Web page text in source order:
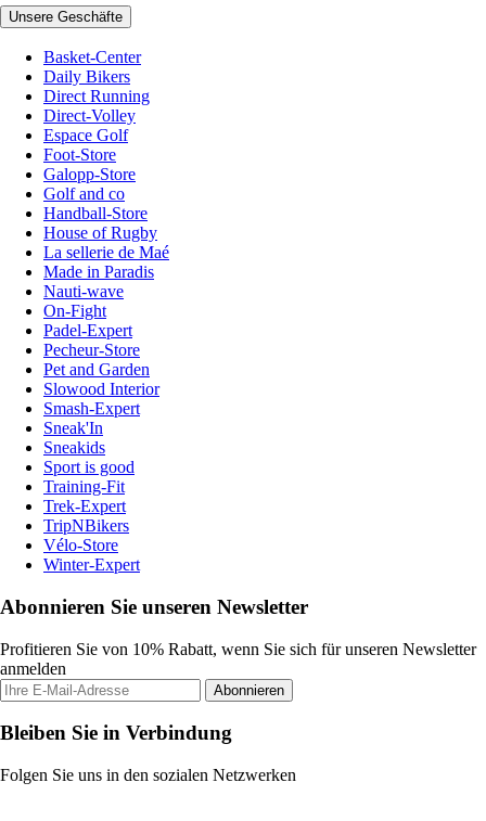
Unsere Geschäfte
Basket-Center
Daily Bikers
Direct Running
Direct-Volley
Espace Golf
Foot-Store
Galopp-Store
Golf and co
Handball-Store
House of Rugby
La sellerie de Maé
Made in Paradis
Nauti-wave
On-Fight
Padel-Expert
Pecheur-Store
Pet and Garden
Slowood Interior
Smash-Expert
Sneak'In
Sneakids
Sport is good
Training-Fit
Trek-Expert
TripNBikers
Vélo-Store
Winter-Expert
Abonnieren Sie unseren Newsletter
Profitieren Sie von 10% Rabatt, wenn Sie sich für unseren Newsletter
anmelden
Abonnieren
Bleiben Sie in Verbindung
Folgen Sie uns in den sozialen Netzwerken